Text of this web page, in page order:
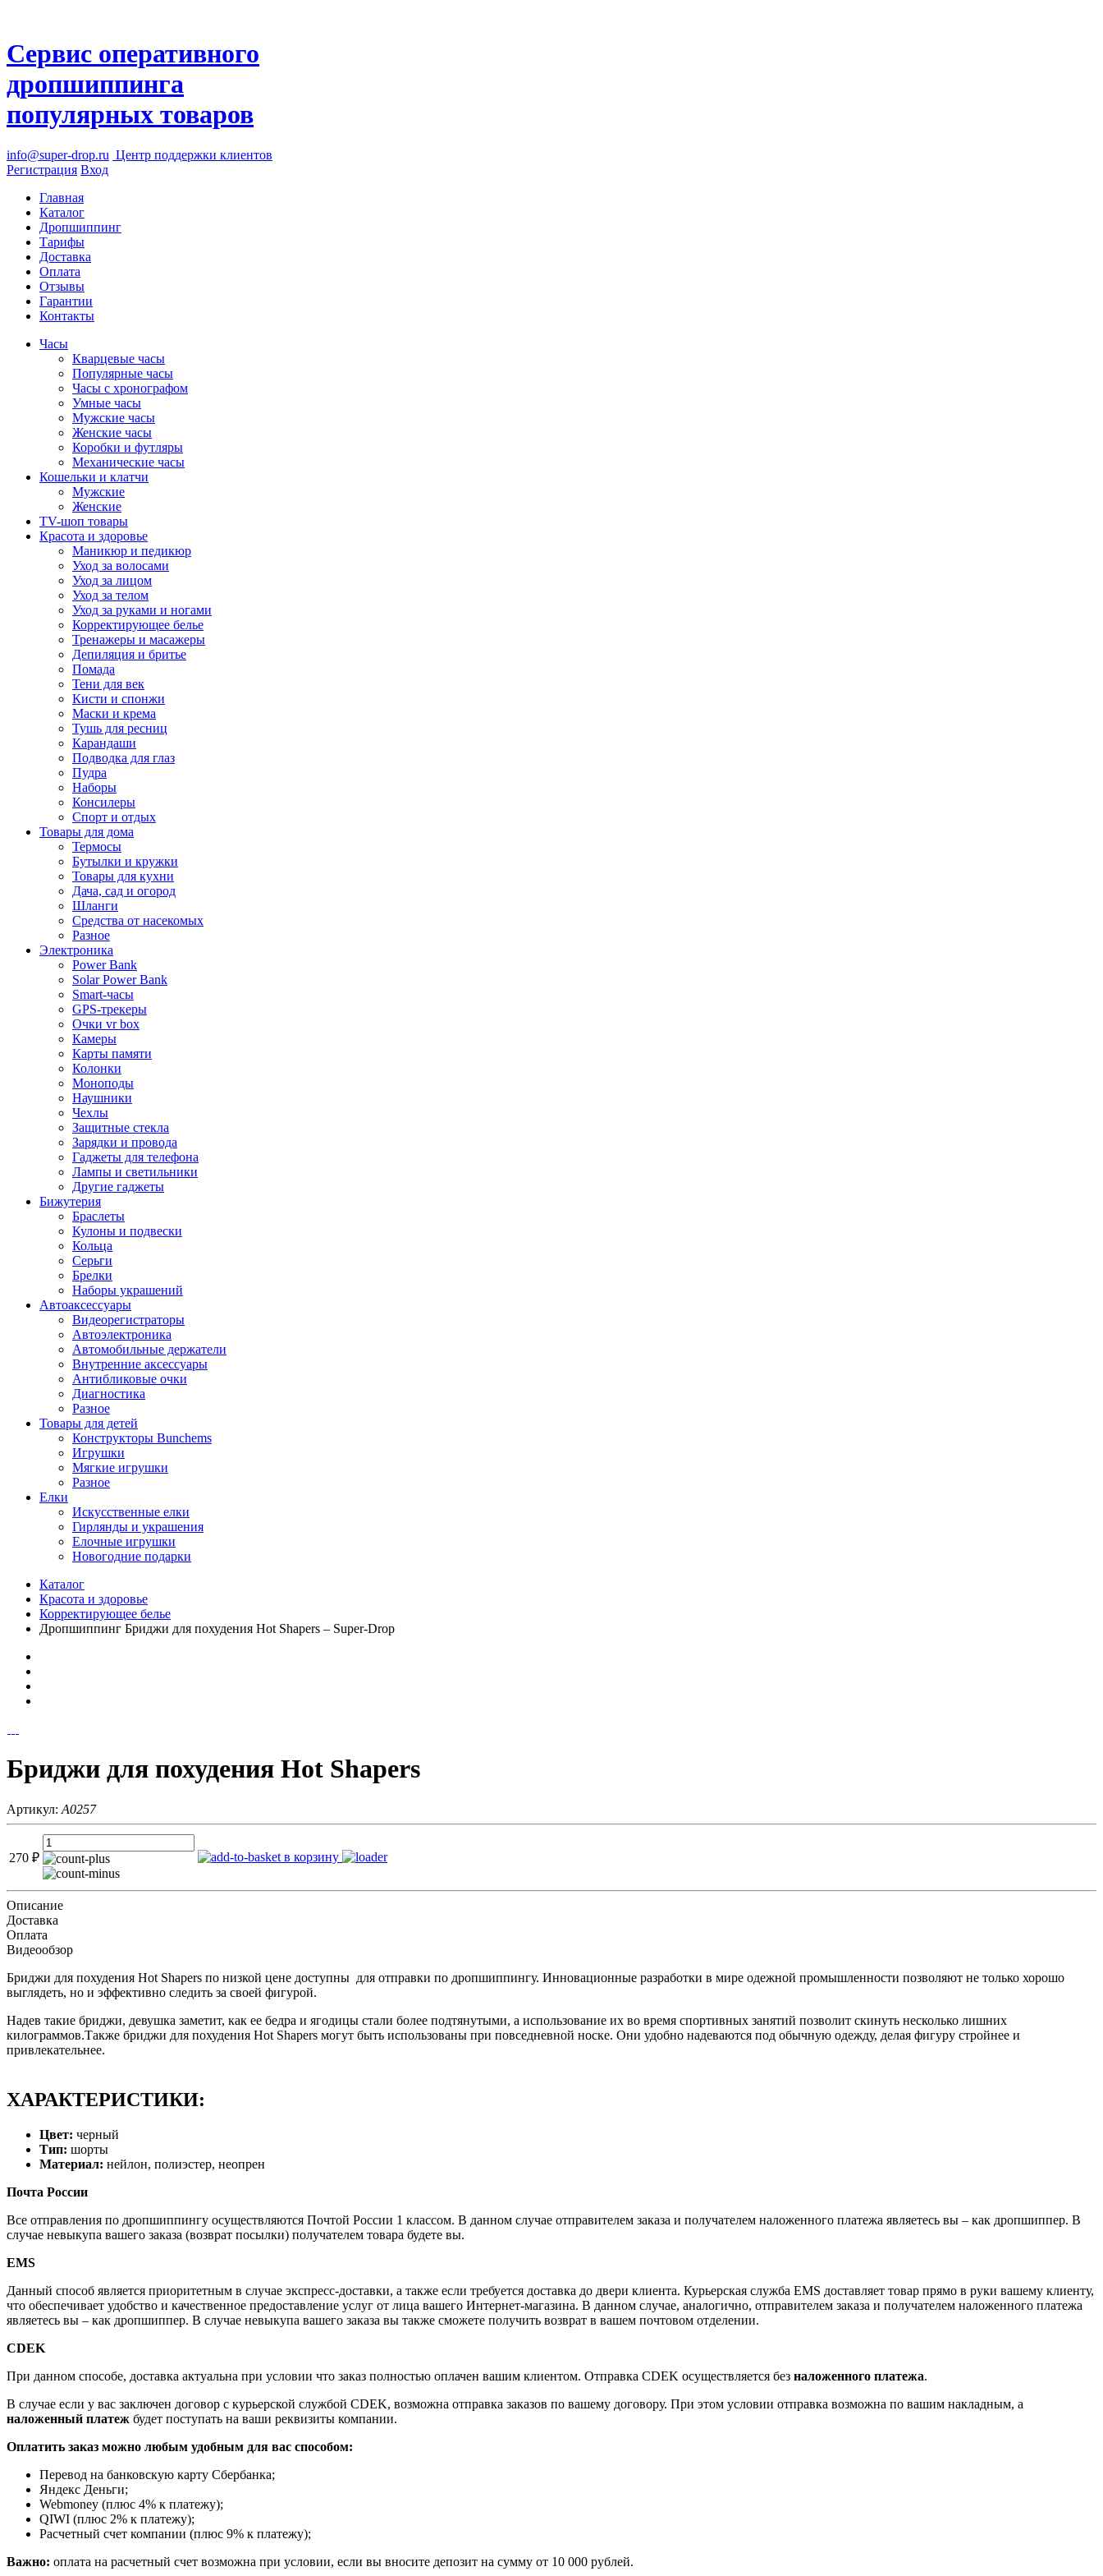
Сервис оперативного
дропшиппинга
популярных товаров
info@super-drop.ru Центр поддержки клиентов
Регистрация Вход
Главная
Каталог
Дропшиппинг
Тарифы
Доставка
Оплата
Отзывы
Гарантии
Контакты
Часы
Кварцевые часы
Популярные часы
Часы с хронографом
Умные часы
Мужские часы
Женские часы
Коробки и футляры
Механические часы
Кошельки и клатчи
Мужские
Женские
TV-шоп товары
Красота и здоровье
Маникюр и педикюр
Уход за волосами
Уход за лицом
Уход за телом
Уход за руками и ногами
Корректирующее белье
Тренажеры и масажеры
Депиляция и бритье
Помада
Тени для век
Кисти и спонжи
Маски и крема
Тушь для ресниц
Карандаши
Подводка для глаз
Пудра
Наборы
Консилеры
Спорт и отдых
Товары для дома
Термосы
Бутылки и кружки
Товары для кухни
Дача, сад и огород
Шланги
Средства от насекомых
Разное
Электроника
Power Bank
Solar Power Bank
Smart-часы
GPS-трекеры
Очки vr box
Камеры
Карты памяти
Колонки
Моноподы
Наушники
Чехлы
Защитные стекла
Зарядки и провода
Гаджеты для телефона
Лампы и светильники
Другие гаджеты
Бижутерия
Браслеты
Кулоны и подвески
Кольца
Серьги
Брелки
Наборы украшений
Автоаксессуары
Видеорегистраторы
Автоэлектроника
Автомобильные держатели
Внутренние аксессуары
Антибликовые очки
Диагностика
Разное
Товары для детей
Конструкторы Bunchems
Игрушки
Мягкие игрушки
Разное
Елки
Искусственные елки
Гирлянды и украшения
Елочные игрушки
Новогодние подарки
Каталог
Красота и здоровье
Корректирующее белье
Дропшиппинг Бриджи для похудения Hot Shapers – Super-Drop
Бриджи для похудения Hot Shapers
Артикул: A0257
270 ₽ в корзину
Описание
Доставка
Оплата
Видеообзор
Бриджи для похудения Hot Shapers по низкой цене доступны для отправки по дропшиппингу. Инновационные разработки в мире одежной промышленности позволяют не только хорошо
выглядеть, но и эффективно следить за своей фигурой.
Надев такие бриджи, девушка заметит, как ее бедра и ягодицы стали более подтянутыми, а использование их во время спортивных занятий позволит скинуть несколько лишних
килограммов.Также бриджи для похудения Hot Shapers могут быть использованы при повседневной носке. Они удобно надеваются под обычную одежду, делая фигуру стройнее и
привлекательнее.
ХАРАКТЕРИСТИКИ:
Цвет: черный
Тип: шорты
Материал: нейлон, полиэстер, неопрен
Почта России
Все отправления по дропшиппингу осуществляются Почтой России 1 классом. В данном случае отправителем заказа и получателем наложенного платежа являетесь вы – как дропшиппер. В
случае невыкупа вашего заказа (возврат посылки) получателем товара будете вы.
EMS
Данный способ является приоритетным в случае экспресс-доставки, а также если требуется доставка до двери клиента. Курьерская служба EMS доставляет товар прямо в руки вашему клиенту,
что обеспечивает удобство и качественное предоставление услуг от лица вашего Интернет-магазина. В данном случае, аналогично, отправителем заказа и получателем наложенного платежа
являетесь вы – как дропшиппер. В случае невыкупа вашего заказа вы также сможете получить возврат в вашем почтовом отделении.
CDEK
При данном способе, доставка актуальна при условии что заказ полностью оплачен вашим клиентом. Отправка CDEK осуществляется без наложенного платежа.
В случае если у вас заключен договор с курьерской службой CDEK, возможна отправка заказов по вашему договору. При этом условии отправка возможна по вашим накладным, а
наложенный платеж будет поступать на ваши реквизиты компании.
Оплатить заказ можно любым удобным для вас способом:
Перевод на банковскую карту Сбербанка;
Яндекс Деньги;
Webmoney (плюс 4% к платежу);
QIWI (плюс 2% к платежу);
Расчетный счет компании (плюс 9% к платежу);
Важно: оплата на расчетный счет возможна при условии, если вы вносите депозит на сумму от 10 000 рублей.